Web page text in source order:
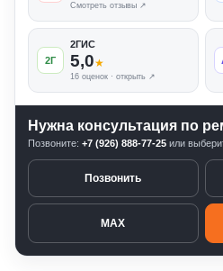
Смотреть отзывы ↗
2Г
2ГИС
5,0★
16 оценок · открыть ↗
Нужна консультация по
Позвоните: +7 (926) 888-77-25 или
Позвонить
MAX